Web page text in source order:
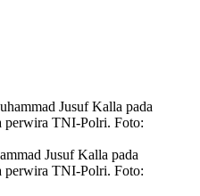
Jusuf Kalla pada
perwira TNI-Polri. Foto: